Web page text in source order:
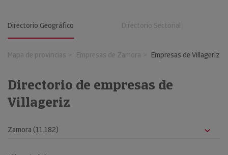
Directorio Geográfico Directorio Sectorial
Mapa de provincias Empresas de Zamora Empresas de Villageriz
Directorio de empresas de
Villageriz